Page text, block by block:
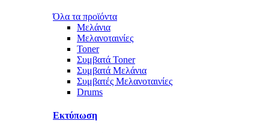
Όλα τα προϊόντα
Μελάνια
Μελανοταινίες
Toner
Συμβατά Toner
Συμβατά Μελάνια
Συμβατές Μελανοταινίες
Drums
Εκτύπωση